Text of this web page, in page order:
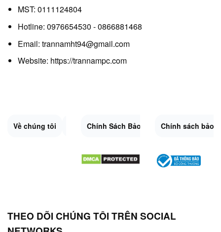
MST: 0111124804
Hotline: 0976654530 - 0866881468
Email: trannamht94@gmail.com
Website: https://trannampc.com
Về chúng tôi Liên Hệ Quy Định Chung Sitemap.XML
Chính Sách Bảo Mật Đổi trả và hoàn
Chính sách bảo
THEO DÕI CHÚNG TÔI TRÊN SOCIAL